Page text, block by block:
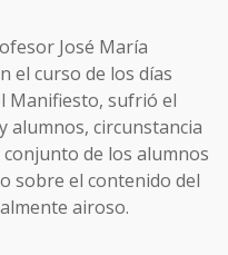
José María
el curso de los días
Manifiesto, sufrió el
alumnos, circunstancia
de los alumnos
sobre el contenido del
airoso.